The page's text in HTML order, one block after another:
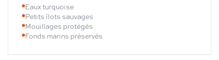
Eaux turquoise
Petits îlots sauvages
Mouillages protégés
Fonds marins préservés